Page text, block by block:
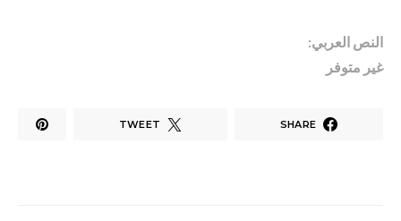
النص العربي:
غير متوفر
SHARE
TWEET